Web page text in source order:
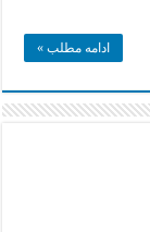
ادامه مطلب »